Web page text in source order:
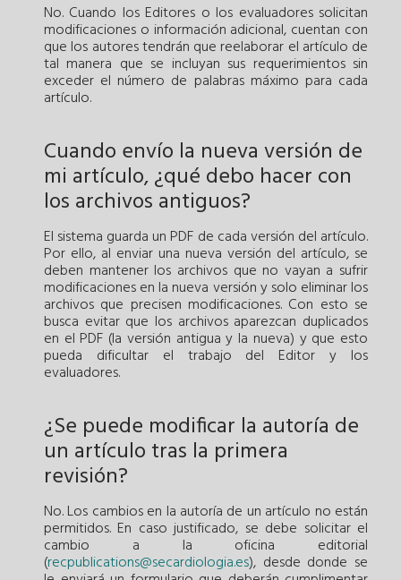
No. Cuando los Editores o los evaluadores solicitan
modificaciones o información adicional, cuentan con
que los autores tendrán que reelaborar el artículo de
tal manera que se incluyan sus requerimientos sin
exceder el número de palabras máximo para cada
artículo.
Cuando envío la nueva versión de
mi artículo, ¿qué debo hacer con
los archivos antiguos?
El sistema guarda un PDF de cada versión del artículo.
Por ello, al enviar una nueva versión del artículo, se
deben mantener los archivos que no vayan a sufrir
modificaciones en la nueva versión y solo eliminar los
archivos que precisen modificaciones. Con esto se
busca evitar que los archivos aparezcan duplicados
en el PDF (la versión antigua y la nueva) y que esto
pueda dificultar el trabajo del Editor y los
evaluadores.
¿Se puede modificar la autoría de
un artículo tras la primera
revisión?
No. Los cambios en la autoría de un artículo no están
permitidos. En caso justificado, se debe solicitar el
cambio a la oficina editorial
(recpublications@secardiologia.es), desde donde se